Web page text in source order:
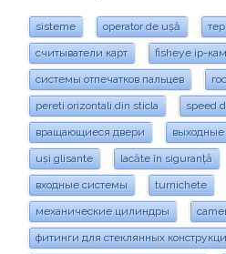
sisteme operator de ușă
считыватели карт fisheye ip-
системы отпечатков пальцев
pereti orizontali din sticla speed
вращающиеся двери выходные
uși glisante lacăte în siguranță
входные системы turnichete
механические цилиндры
фитинги для стеклянных